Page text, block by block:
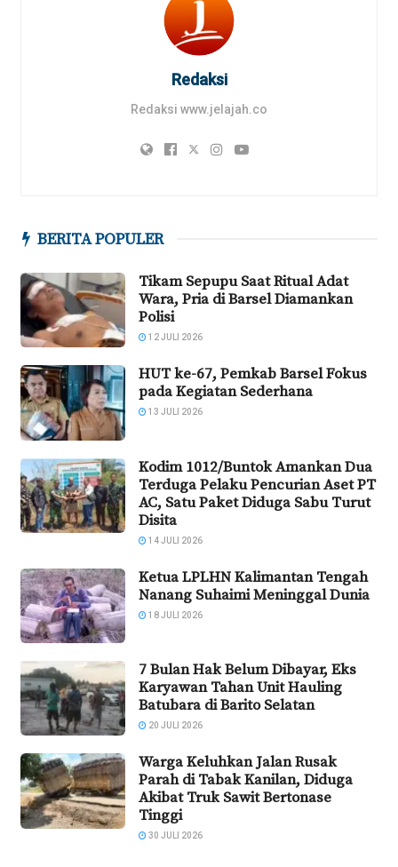
Redaksi
Redaksi www.jelajah.co
BERITA POPULER
Tikam Sepupu Saat Ritual Adat
Wara, Pria di Barsel Diamankan
Polisi
12 JULI 2026
HUT ke-67, Pemkab Barsel Fokus
pada Kegiatan Sederhana
13 JULI 2026
Kodim 1012/Buntok Amankan Dua
Terduga Pelaku Pencurian Aset PT
AC, Satu Paket Diduga Sabu Turut
Disita
14 JULI 2026
Ketua LPLHN Kalimantan Tengah
Nanang Suhaimi Meninggal Dunia
18 JULI 2026
7 Bulan Hak Belum Dibayar, Eks
Karyawan Tahan Unit Hauling
Batubara di Barito Selatan
20 JULI 2026
Warga Keluhkan Jalan Rusak
Parah di Tabak Kanilan, Diduga
Akibat Truk Sawit Bertonase
Tinggi
30 JULI 2026